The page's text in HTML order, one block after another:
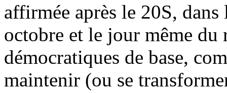
affirmée après le 20S,
octobre et le jour même du
démocratiques de base,
maintenir (ou se